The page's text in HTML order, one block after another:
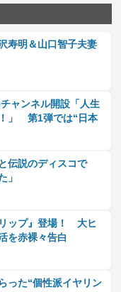
寿明＆山口智子夫妻
ャンネル開設「人生
」 第1弾では“日本
伝説のディスコで
」
ップ』登場！ 大ヒ
を赤裸々告白
った“個性派イヤリン